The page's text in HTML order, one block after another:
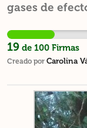
gases de
ecosistema
19 de 100 Firmas
Creado por Carolina